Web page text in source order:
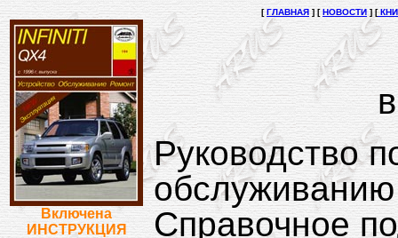
[ГЛАВНАЯ ] [НОВОСТИ] [
Включена
ИНСТРУКЦИЯ
Руководство
обслуживанию
Справочное